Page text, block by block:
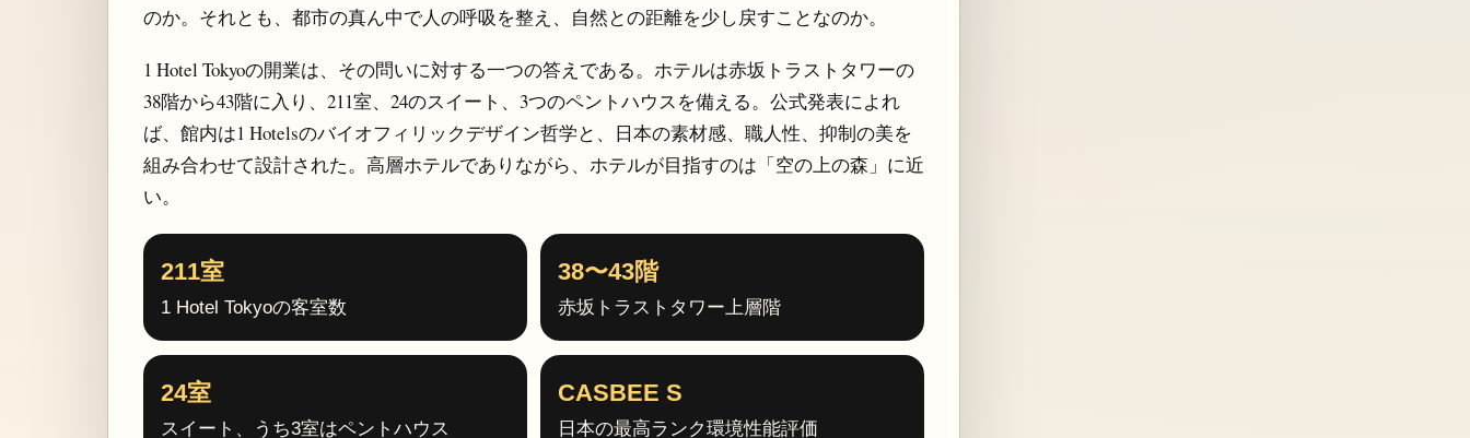
のか。それとも、都市の真ん中で人の呼吸を整え、自然との距離を少し戻すことなのか。
1 Hotel Tokyoの開業は、その問いに対する一つの答えである。ホテルは赤坂トラストタワーの
38階から43階に入り、211室、24のスイート、3つのペントハウスを備える。公式発表によれ
ば、館内は1 Hotelsのバイオフィリックデザイン哲学と、日本の素材感、職人性、抑制の美を
組み合わせて設計された。高層ホテルでありながら、ホテルが目指すのは「空の上の森」に近
い。
211室
1 Hotel Tokyoの客室数
38〜43階
赤坂トラストタワー上層階
24室
スイート、うち3室はペントハウス
CASBEE S
日本の最高ランク環境性能評価